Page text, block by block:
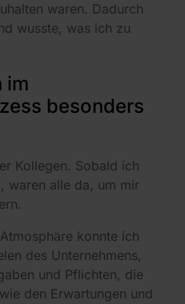
waren. Dadurch
wusste, was ich zu
im
besonders
Kollegen. Sobald ich
waren alle da, um mir
konnte ich
des Unternehmens,
und Pflichten, die
den Erwartungen und